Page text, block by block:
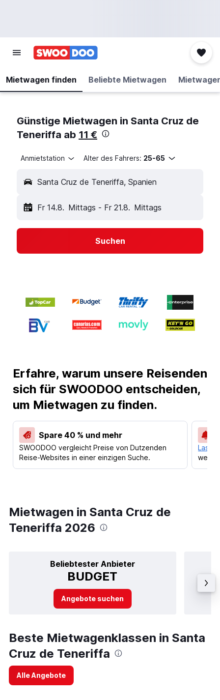
Mietwagen finden Beliebte Mietwagen
Günstige Mietwagen in Santa Cruz de
Teneriffa ab 11 €
Anmietstation Alter des Fahrers: 25-65
Santa Cruz de Teneriffa, Spanien
Fr 14.8. Mittags - Fr 21.8. Mittags
Suchen
Erfahre, warum unsere Reisenden
sich für SWOODOO entscheiden,
um Mietwagen zu finden.
Spare 40 % und mehr
SWOODOO vergleicht Preise von Dutzenden
Reise-Websites in einer einzigen Suche.
Lass
Mietwagen in Santa Cruz de
Teneriffa 2026
Beliebtester Anbieter
BUDGET
Angebote suchen
Beste Mietwagenklassen in Santa
Cruz de Teneriffa
Alle Angebote